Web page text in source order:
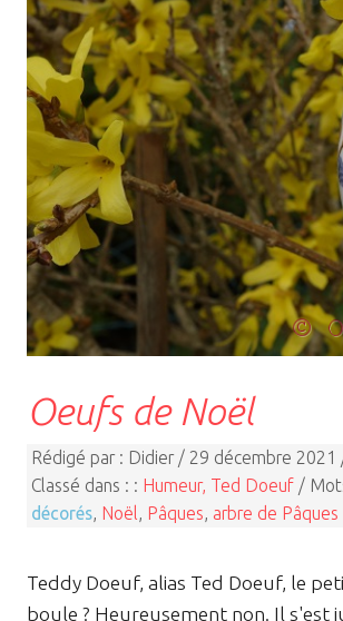
Oeufs de Noël
Rédigé par : Didier / 29 décembre 2021
Classé dans : : Humeur, Ted Doeuf /
décorés, Noël, Pâques, arbre de Pâques
Teddy Doeuf, alias Ted Doeuf, le
boule ? Heureusement non. Il s'est